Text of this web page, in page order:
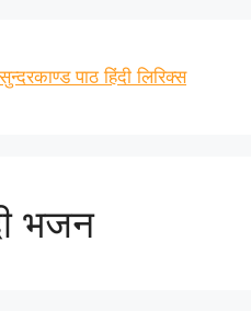
पाठ हिंदी लिरिक्स
भजन